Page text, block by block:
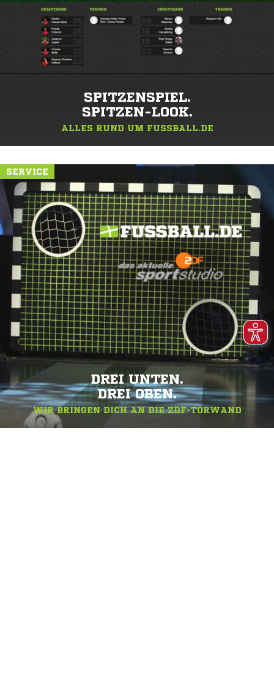
SPITZENSPIEL.
SPITZEN-LOOK.
ALLES RUND UM FUSSBALL.DE
SERVICE
DREI UNTEN.
DREI OBEN.
WIR BRINGEN DICH AN DIE ZDF-TORWAND